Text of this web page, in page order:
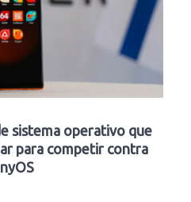
sistema operativo que
para competir contra